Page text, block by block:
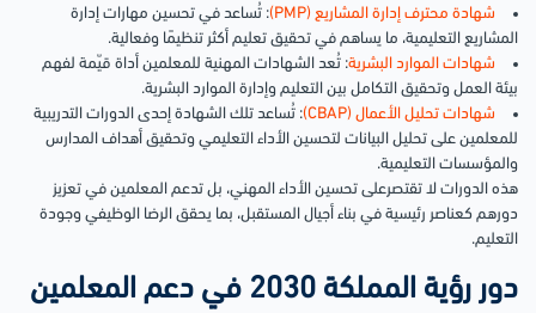
شهادة محترف إدارة المشاريع (PMP)
: تُساعد في تحسين مهارات إدارة
المشاريع التعليمية، ما يساهم في تحقيق تعليم أكثر تنظيمًا وفعالية.
شهادات الموارد البشرية: تُعد الشهادات المهنية للمعلمين أداة قيّمة لفهم
بيئة العمل وتحقيق التكامل بين التعليم وإدارة الموارد البشرية.
شهادات تحليل الأعمال (CBAP)
: تُساعد تلك الشهادة إحدى الدورات التدريبية
للمعلمين على تحليل البيانات لتحسين الأداء التعليمي وتحقيق أهداف المدارس
والمؤسسات التعليمية.
هذه الدورات لا تقتصرعلى تحسين الأداء المهني، بل تدعم المعلمين في تعزيز
دورهم كعناصر رئيسية في بناء أجيال المستقبل، بما يحقق الرضا الوظيفي وجودة
التعليم.
دور رؤية المملكة 2030 في دعم المعلمين